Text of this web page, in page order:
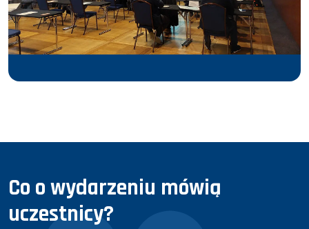
Co o wydarzeniu mówią
uczestnicy?